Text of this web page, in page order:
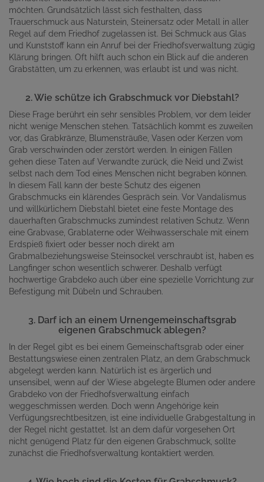
möchten. Grundsätzlich lässt sich festhalten, dass
Trauerschmuck aus Naturstein, Steinersatz oder Metall in aller
Regel auf dem Friedhof zugelassen ist. Bei Schmuck aus Glas
und Kunststoff kann ein Anruf bei der Friedhofsverwaltung zügig
Klärung bringen. Oft hilft auch schon ein Blick auf die anderen
Grabstätten, um zu erkennen, was erlaubt ist und was nicht.
2. Wie schütze ich Grabschmuck vor Diebstahl?
Diese Frage berührt ein sehr sensibles Problem, vor dem leider
nicht wenige Menschen stehen. Tatsächlich kommt es zuweilen
vor, das Grabkränze, Blumensträuße, Vasen oder Kerzen vom
Grab verschwinden oder zerstört werden. In einigen Fällen
gehen diese Taten auf Verwandte zurück, die Neid und Zwist
selbst nach dem Tod eines Menschen nicht begraben können.
In diesem Fall kann der beste Schutz des eigenen
Grabschmucks ein klärendes Gespräch sein. Vor Vandalismus
und willkürlichem Diebstahl bietet eine feste Montage des
dauerhaften Grabschmucks zumindest relativen Schutz. Wenn
eine Grabvase, Grablaterne oder Weihwasserschale mit einem
Erdspieß fixiert oder besser noch direkt am
Grabmalbeziehungsweise Steinsockel verschraubt ist, haben es
Langfinger schon wesentlich schwerer. Deshalb verfügt
hochwertige Grabdeko auch über eine spezielle Vorrichtung zur
Befestigung mit Dübeln und Schrauben.
3. Darf ich an einem Urnengemeinschaftsgrab
eigenen Grabschmuck ablegen?
In der Regel gibt es bei einem Gemeinschaftsgrab oder einer
Bestattungswiese einen zentralen Platz, an dem Grabschmuck
abgelegt werden kann. Natürlich ist es ärgerlich und
unsensibel, wenn auf der Wiese abgelegte Blumen oder andere
Grabdeko von der Friedhofsverwaltung einfach
weggeschmissen werden. Doch wenn Angehörige kein
Verfügungsrechtbesitzen, ist eine individuelle Grabgestaltung in
der Regel nicht gestattet. Ist an dem dafür vorgesehen Ort
nicht genügend Platz für den eigenen Grabschmuck, sollte
zunächst die Friedhofsverwaltung kontaktiert werden.